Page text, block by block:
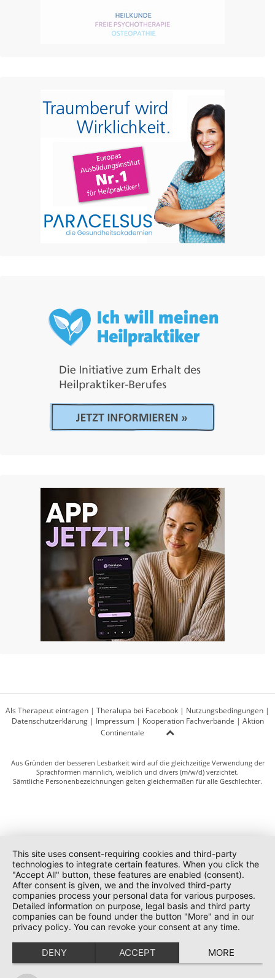
Als Therapeut eintragen | Theralupa bei Facebook | Nutzungsbedingungen |
Datenschutzerklärung| Impressum| Kooperation Fachverbände | Aktion
Continentale
Aus Gründen der besseren Lesbarkeit wird auf die gleichzeitige Verwendung der
Sprachformen männlich, weiblich und divers (m/w/d) verzichtet.
Sämtliche Personenbezeichnungen gelten gleichermaßen für alle Geschlechter.
This site uses consent-requiring cookies and third-party
technologies to integrate certain features. When you click the
"Accept All" button, these features are enabled (consent).
After consent is given, we and the involved third-party
companies process your personal data for various purposes.
Detailed information on purpose, legal basis and third party
companies can be found under the button "More" and in our
privacy policy. You can revoke your consent at any time.
DENY ACCEPT MORE